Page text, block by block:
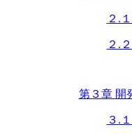
２.
２.
第３章 開
３.